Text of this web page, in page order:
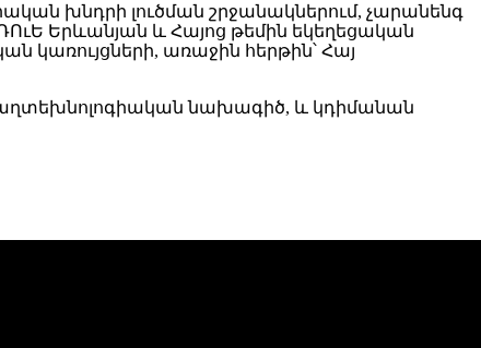
խնդրի լուծման շրջանակներում, չարանենգ
Երևանյան և Հայոց թեմին եկեղեցական
կառույցների, առաջին հերթին՝ Հայ
նախագիծ, և կդիմանան